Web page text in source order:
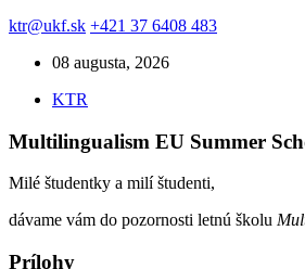
ktr@ukf.sk +421 37 6408 483
08 augusta, 2026
KTR
Multilingualism EU Summer
Milé študentky a milí študenti,
dávame vám do pozornosti letnú školu
Prílohy